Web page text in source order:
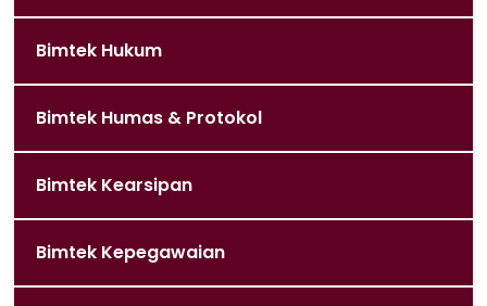
Bimtek Hukum
Bimtek Humas & Protokol
Bimtek Kearsipan
Bimtek Kepegawaian